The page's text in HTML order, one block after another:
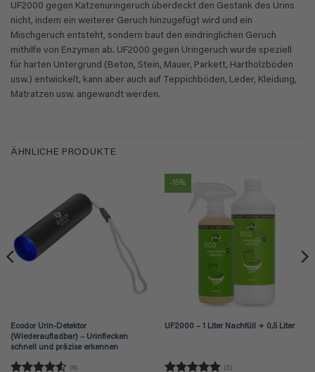
UF2000 gegen Katzenuringeruch überdeckt den Gestank des Urins
nicht, indem ein weiterer Geruch hinzugefügt wird und ein
Mischgeruch entsteht, sondern baut den eindringlichen Geruch
mithilfe von Enzymen ab. UF2000 gegen Uringeruch wurde speziell
für harten Untergrund (Beton, Stein, Mauer, Parkett, Hartholzböden
usw.) entwickelt, kann aber auch auf Teppichböden, Leder, Kleidung,
Matratzen usw. angewandt werden.
ÄHNLICHE PRODUKTE
Ecodor Urin-Detektor
(Wiederaufladbar) – Urinflecken
schnell und präzise erkennen
(6)
-15%
UF2000 – 1 Liter Nachfüll + 0,5 Liter
(5)